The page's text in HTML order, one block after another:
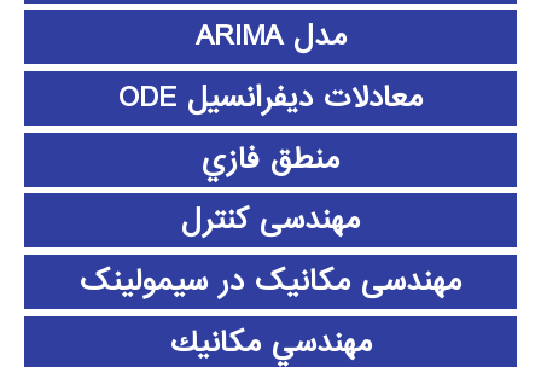
مدل ARIMA
معادلات دیفرانسیل ODE
منطق فازي
مهندسی کنترل
مهندسی مکانیک در سیمولینک
مهندسي مكانيك